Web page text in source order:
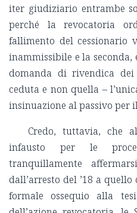
iter giudiziario entrambe
perché la revocatoria
fallimento del cessionario
inammissibile e la seconda,
domanda di rivendica dei
ceduta e non quella –
insinuazione al passivo per
Credo, tuttavia, che
infausto per le
tranquillamente
dall’arresto del ’18 a
formale ossequio alla